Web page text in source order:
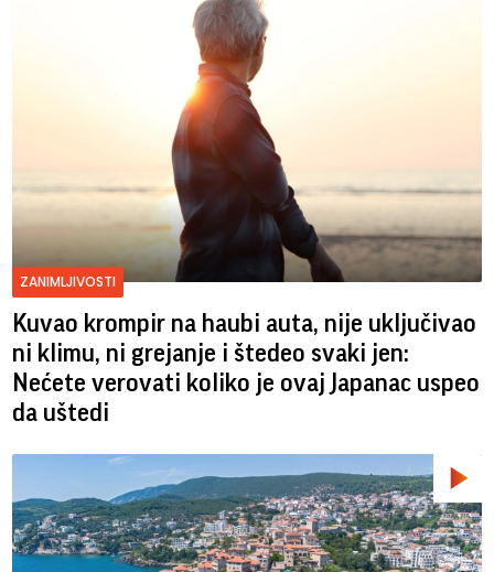
ZANIMLJIVOSTI
Kuvao krompir na haubi auta, nije uključivao
ni klimu, ni grejanje i štedeo svaki jen:
Nećete verovati koliko je ovaj Japanac uspeo
da uštedi